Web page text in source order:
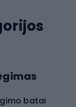
batai